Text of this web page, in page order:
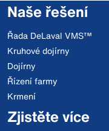
Naše řešení
Řada DeLaval VMS™
Kruhové dojírny
Dojírny
Řízení farmy
Krmení
Zjistěte více